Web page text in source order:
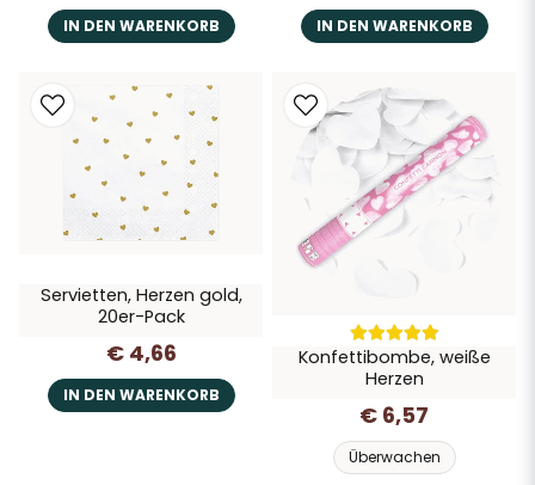
IN DEN WARENKORB IN DEN WARENKORB
Servietten, Herzen gold,
20er-Pack
€ 4,66
IN DEN WARENKORB
Konfettibombe, weiße
Herzen
€ 6,57
Überwachen